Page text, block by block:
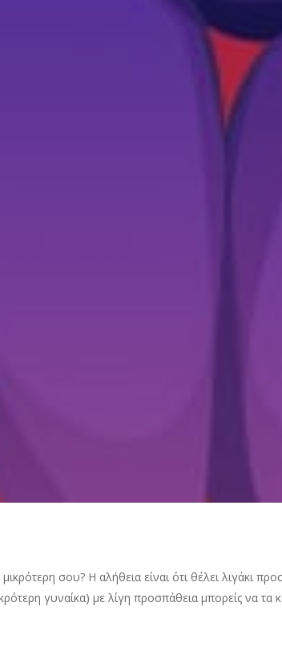
σου? Η αλήθεια είναι ότι θέλει λιγάκι
γυναίκα) με λίγη προσπάθεια μπορείς να τα